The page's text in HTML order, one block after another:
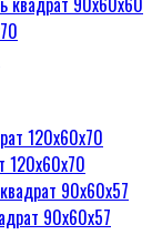
120х60х70
90х60х57